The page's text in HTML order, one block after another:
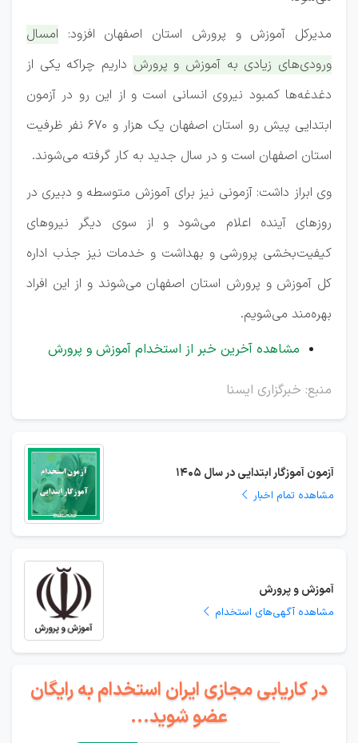
مدیرکل آموزش و پرورش استان اصفهان افزود: امسال
ورودی‌های زیادی به آموزش و پرورش داریم چراکه یکی از
دغدغه‌ها کمبود نیروی انسانی است و از این رو در آزمون
ابتدایی پیش رو استان اصفهان یک هزار و 670 نفر ظرفیت
استان اصفهان است و در سال جدید به کار گرفته می‌شوند.
وی ابراز داشت: آزمونی نیز برای آموزش متوسطه و دبیری در
روزهای آینده اعلام می‌شود و از سوی دیگر نیروهای
کیفیت‌بخشی پرورشی و بهداشت و خدمات نیز جذب اداره
کل آموزش و پرورش استان اصفهان می‌شوند و از این افراد
بهره‌مند می‌شویم.
مشاهده آخرین خبر از استخدام آموزش و پرورش
منبع: خبرگزاری ایسنا
آزمون آموزگار ابتدایی در سال 1405
مشاهده تمام اخبار
آموزش و پرورش
مشاهده آگهی‌های استخدام
در کاریابی مجازی ایران استخدام به رایگان
عضو شوید...